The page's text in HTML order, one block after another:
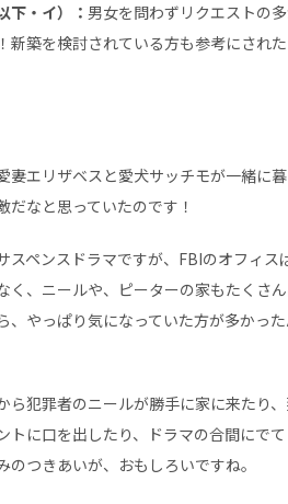
下・イ）： 男女を問わずリクエストの
新築を検討されている方も参考にされ
妻エリザベスと愛犬サッチモが一緒に
だなと思っていたのです！
スペンスドラマですが、FBIのオフィス
く、ニールや、ピーターの家もたくさ
、やっぱり気になっていた方が多かっ
ら犯罪者のニールが勝手に家に来たり
トに口を出したり、ドラマの合間にで
のつきあいが、おもしろいですね。